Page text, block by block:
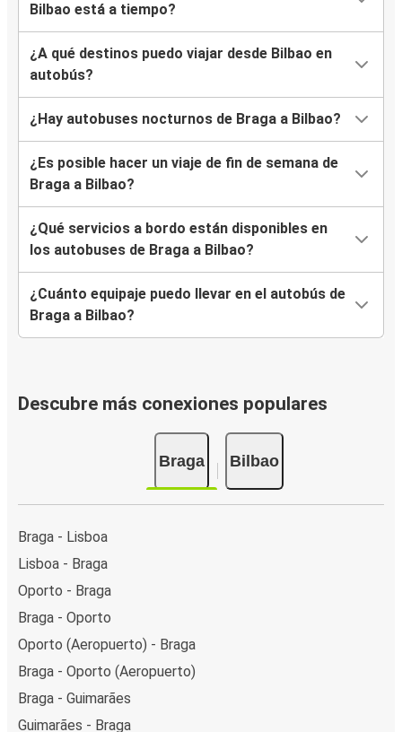
Bilbao está a tiempo?
¿A qué destinos puedo viajar desde Bilbao en
autobús?
¿Hay autobuses nocturnos de Braga a Bilbao?
¿Es posible hacer un viaje de fin de semana de
Braga a Bilbao?
¿Qué servicios a bordo están disponibles en
los autobuses de Braga a Bilbao?
¿Cuánto equipaje puedo llevar en el autobús de
Braga a Bilbao?
Descubre más conexiones populares
Braga Bilbao
Braga - Lisboa
Lisboa - Braga
Oporto - Braga
Braga - Oporto
Oporto (Aeropuerto) - Braga
Braga - Oporto (Aeropuerto)
Braga - Guimarães
Guimarães - Braga